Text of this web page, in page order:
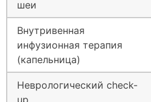
шеи
Внутривенная
инфузионная терапия
(капельница)
Неврологический сheck-
up